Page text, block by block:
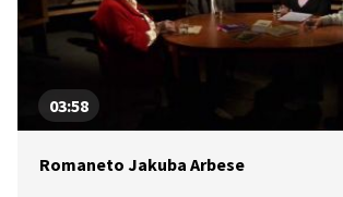
03:58
Romaneto Jakuba Arbese